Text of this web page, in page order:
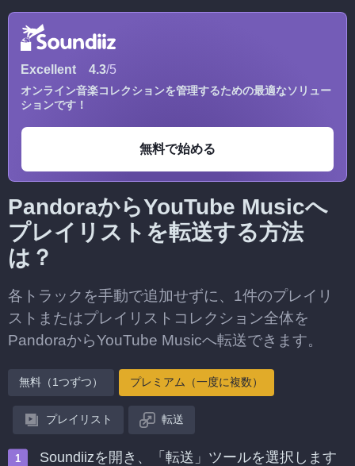
Excellent 4.3/5
オンライン音楽コレクションを管理するための最適なソリュー
ションです！
無料で始める
PandoraからYouTube Musicへ
プレイリストを転送する方法
は？
各トラックを手動で追加せずに、1件のプレイリ
ストまたはプレイリストコレクション全体を
PandoraからYouTube Musicへ転送できます。
無料（1つずつ） プレミアム（一度に複数）
プレイリスト 転送
Soundiizを開き、「転送」ツールを選択します